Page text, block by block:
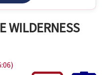
WILDERNESS